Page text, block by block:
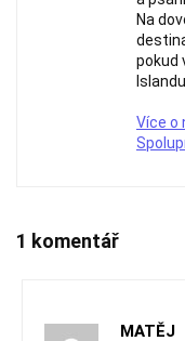
Na
pokud
Více o
1 komentář
MATĚJ